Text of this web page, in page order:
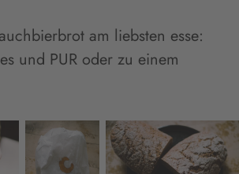
am liebsten esse:
und PUR oder zu einem